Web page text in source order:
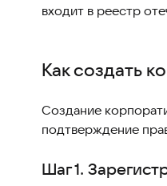
входит в реестр
Как создать
Создание
подтверждение
Шаг 1.